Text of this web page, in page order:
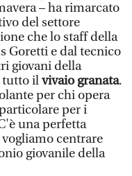
– ha rimarcato
del settore
che lo staff della
Goretti e dal tecnico
giovani della
tutto ilvivaio granata.
per chi opera
per i
una perfetta
centrare
giovanile della